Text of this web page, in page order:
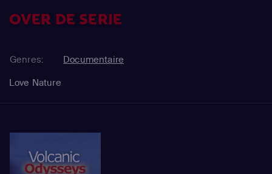
OVER DE SERIE
Genres:
Documentaire
Love Nature